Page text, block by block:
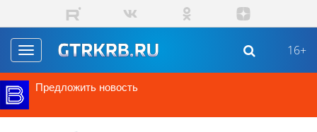
Перейти к основному содержанию
Toggle
navigation
16+
Предложить новость